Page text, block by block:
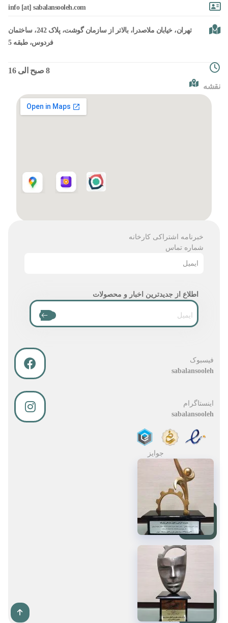
info [at] sabalansooleh.com
تهران، خیابان ملاصدرا، بالاتر از سازمان گوشت، پلاک 242، ساختمان
فردوس، طبقه 5
8 صبح الی 16
نقشه
خبرنامه اشتراکی کارخانه
شماره تماس
ایمیل
اطلاع از جدیدترین اخبار و محصولات
فیسبوک
sabalansooleh
اینستاگرام
sabalansooleh
جوایز